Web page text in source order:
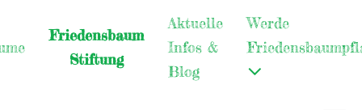
Friedensbaum
Stiftung
Aktuelle
Infos &
Blog
Werde